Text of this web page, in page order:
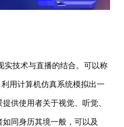
实技术与直播的结合。可以称
用计算机仿真系统模拟出一
供使用者关于视觉、听觉、
同身历其境一般，可以及